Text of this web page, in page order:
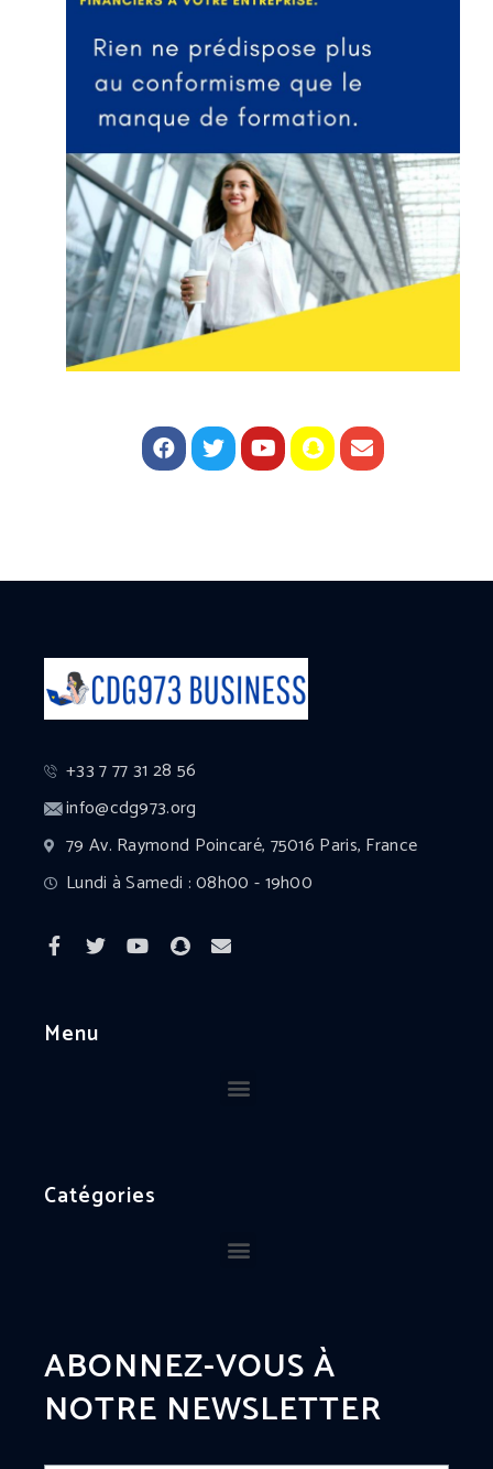
+33 7 77 31 28 56
info@cdg973.org
79 Av. Raymond Poincaré, 75016 Paris, France
Lundi à Samedi : 08h00 - 19h00
Menu
Catégories
ABONNEZ-VOUS À
NOTRE NEWSLETTER